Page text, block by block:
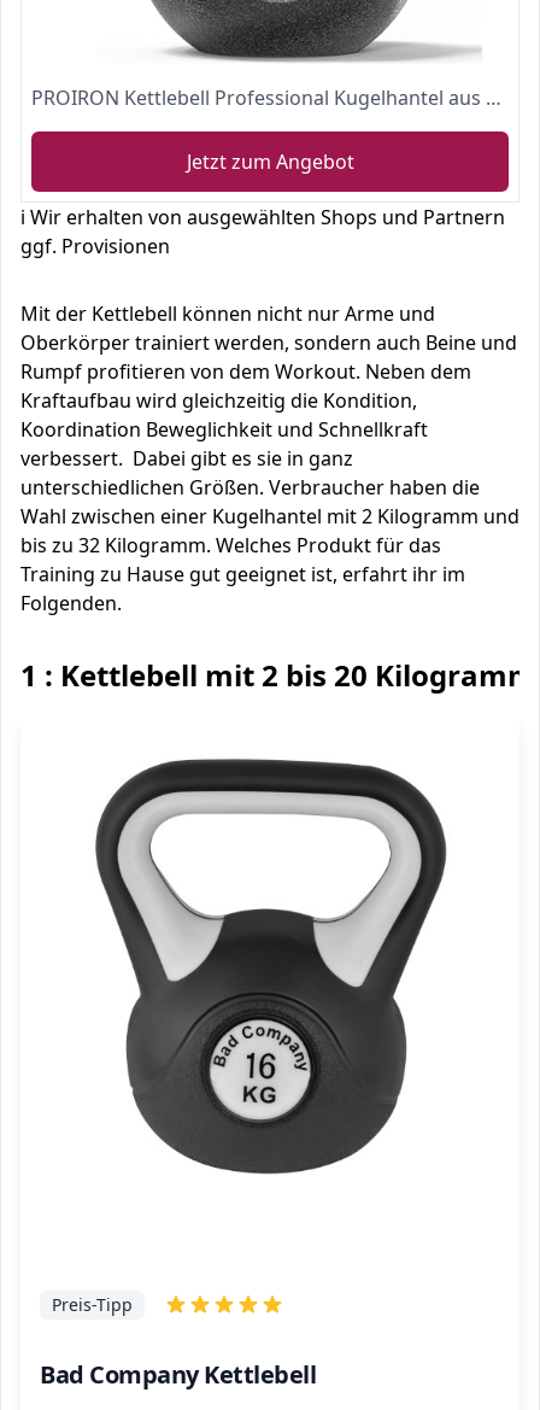
PROIRON Kettlebell Professional Kugelhantel aus Gusseisen, 4kg 8kg 12kg 16kg 20kg 24kg Gewichten Guss Schwunghantel Kugelgewicht Krafttraining - Schwarz Kettlebells
Jetzt zum Angebot
ℹ️ Wir erhalten von ausgewählten Shops und Partnern
ggf. Provisionen
Mit der Kettlebell können nicht nur Arme und
Oberkörper trainiert werden, sondern auch Beine und
Rumpf profitieren von dem Workout. Neben dem
Kraftaufbau wird gleichzeitig die Kondition,
Koordination Beweglichkeit und Schnellkraft
verbessert. Dabei gibt es sie in ganz
unterschiedlichen Größen. Verbraucher haben die
Wahl zwischen einer Kugelhantel mit 2 Kilogramm und
bis zu 32 Kilogramm. Welches Produkt für das
Training zu Hause gut geeignet ist, erfahrt ihr im
Folgenden.
1 : Kettlebell mit 2 bis 20 Kilogramm
Bad Company Kettlebell
Preis-Tipp